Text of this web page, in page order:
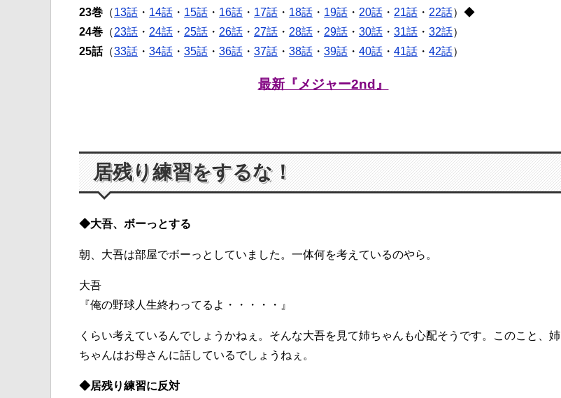
23巻 （13話 ・ 14話 ・ 15話 ・ 16話 ・ 17話 ・ 18話 ・ 19話 ・ 20話 ・ 21話 ・ 22話）◆
24巻 （23話 ・ 24話 ・ 25話 ・ 26話 ・ 27話 ・ 28話 ・ 29話 ・ 30話 ・ 31話 ・ 32話）
25話（33話 ・ 34話 ・ 35話 ・ 36話 ・ 37話 ・ 38話 ・ 39話 ・ 40話 ・ 41話 ・ 42話）
最新『メジャー2nd』
居残り練習をするな！
◆大吾、ボーっとする
朝、大吾は部屋でボーっとしていました。一体何を考えているのやら。
大吾
『俺の野球人生終わってるよ・・・・・』
くらい考えているんでしょうかねぇ。そんな大吾を見て姉ちゃんも心配そうです。このこと、姉
ちゃんはお母さんに話しているでしょうねぇ。
◆居残り練習に反対